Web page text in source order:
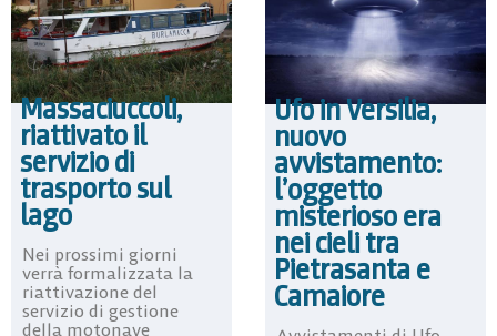
Massaciuccoli,
riattivato il
servizio di
trasporto sul
lago
Nei prossimi giorni
verrà formalizzata la
riattivazione del
servizio di gestione
della motonave
Ufo in Versilia,
nuovo
avvistamento:
l’oggetto
misterioso era
nei cieli tra
Pietrasanta e
Camaiore